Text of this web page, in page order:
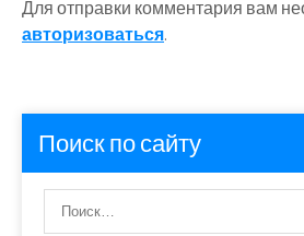
Для отправки комментария вам
авторизоваться.
Поиск по сайту